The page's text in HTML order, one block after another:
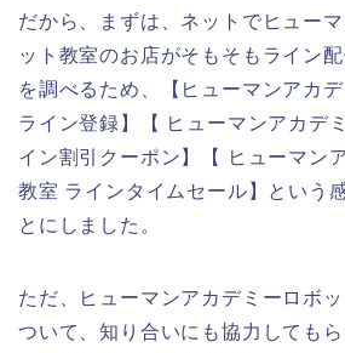
だから、まずは、ネットでヒュー
ット教室のお店がそもそもライン
を調べるため、【ヒューマンアカ
ライン登録】【 ヒューマンアカデ
イン割引クーポン】【 ヒューマン
教室 ラインタイムセール】という
とにしました。
ただ、ヒューマンアカデミーロボ
ついて、知り合いにも協力しても